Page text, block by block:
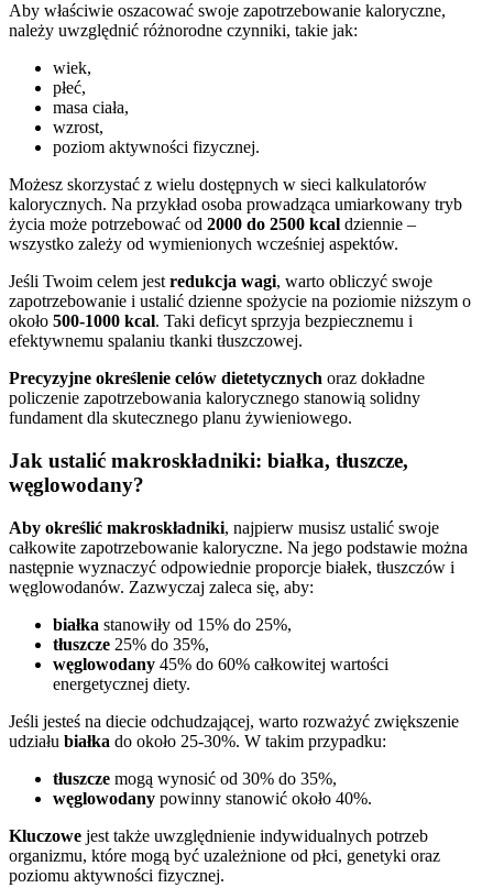
Aby właściwie oszacować swoje zapotrzebowanie kaloryczne,
należy uwzględnić różnorodne czynniki, takie jak:
wiek,
płeć,
masa ciała,
wzrost,
poziom aktywności fizycznej.
Możesz skorzystać z wielu dostępnych w sieci kalkulatorów
kalorycznych. Na przykład osoba prowadząca umiarkowany tryb
życia może potrzebować od 2000 do 2500 kcal dziennie –
wszystko zależy od wymienionych wcześniej aspektów.
Jeśli Twoim celem jest redukcja wagi, warto obliczyć swoje
zapotrzebowanie i ustalić dzienne spożycie na poziomie niższym o
około 500-1000 kcal. Taki deficyt sprzyja bezpiecznemu i
efektywnemu spalaniu tkanki tłuszczowej.
Precyzyjne określenie celów dietetycznych oraz dokładne
policzenie zapotrzebowania kalorycznego stanowią solidny
fundament dla skutecznego planu żywieniowego.
Jak ustalić makroskładniki: białka, tłuszcze,
węglowodany?
Aby określić makroskładniki, najpierw musisz ustalić swoje
całkowite zapotrzebowanie kaloryczne. Na jego podstawie można
następnie wyznaczyć odpowiednie proporcje białek, tłuszczów i
węglowodanów. Zazwyczaj zaleca się, aby:
białka stanowiły od 15% do 25%,
tłuszcze 25% do 35%,
węglowodany 45% do 60% całkowitej wartości
energetycznej diety.
Jeśli jesteś na diecie odchudzającej, warto rozważyć zwiększenie
udziału białka do około 25-30%. W takim przypadku:
tłuszcze mogą wynosić od 30% do 35%,
węglowodany powinny stanowić około 40%.
Kluczowe jest także uwzględnienie indywidualnych potrzeb
organizmu, które mogą być uzależnione od płci, genetyki oraz
poziomu aktywności fizycznej.